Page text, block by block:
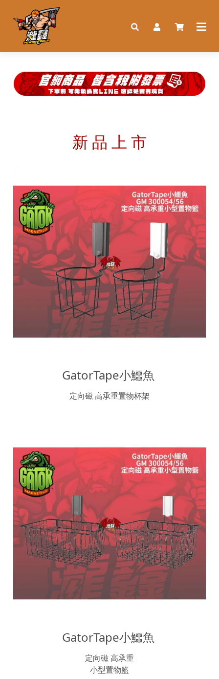
新 品 上 市
GatorTape小鱷魚
定向磁 高承重置物杯架
GatorTape小鱷魚
定向磁 高承重
小型置物籃